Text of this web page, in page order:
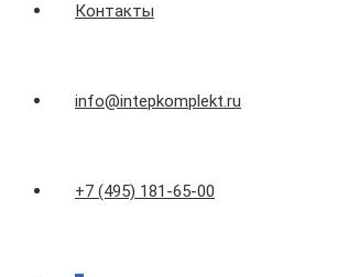
Контакты
info@intepkomplekt.ru
+7 (495) 181-65-00